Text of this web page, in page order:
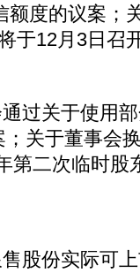
额度的议案；
于12月3日召
关于使用部
关于董事会
第二次临时股
份实际可上